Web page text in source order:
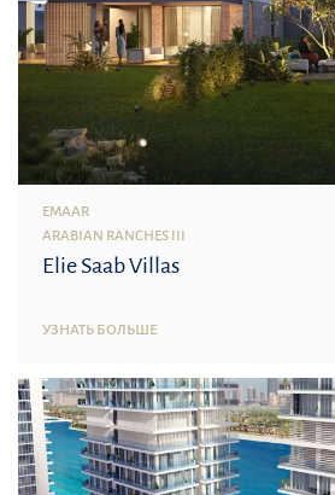
EMAAR
ARABIAN RANCHES III
Elie Saab Villas
УЗНАТЬ БОЛЬШЕ